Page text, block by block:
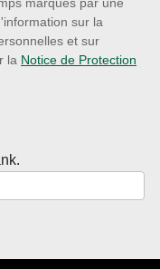
sur la
et sur
la Notice de Protection